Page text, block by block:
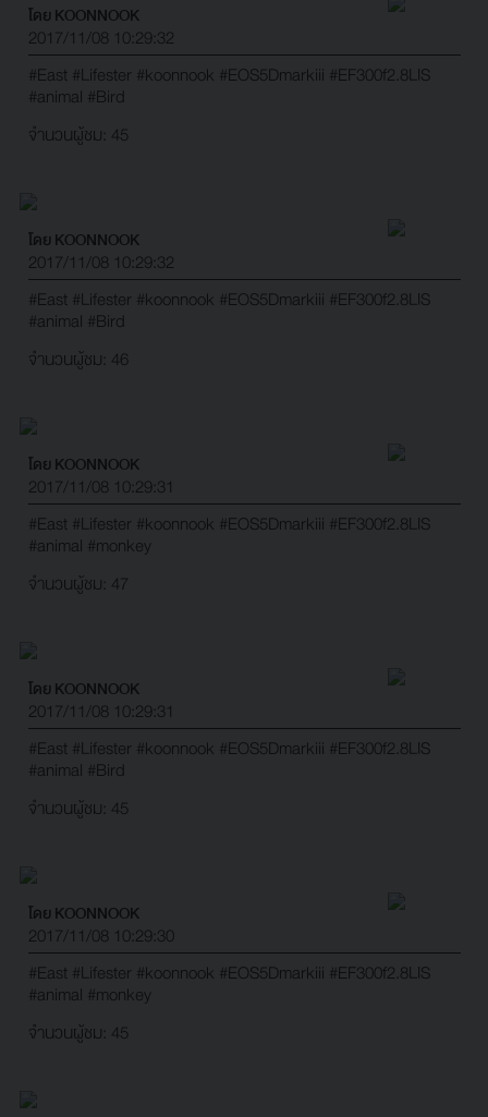
โดย KOONNOOK
2017/11/08 10:29:32
#East #Lifester #koonnook #EOS5Dmarkiii #EF300f2.8LIS
#animal #Bird
จำนวนผู้ชม: 45
โดย KOONNOOK
2017/11/08 10:29:32
#East #Lifester #koonnook #EOS5Dmarkiii #EF300f2.8LIS
#animal #Bird
จำนวนผู้ชม: 46
โดย KOONNOOK
2017/11/08 10:29:31
#East #Lifester #koonnook #EOS5Dmarkiii #EF300f2.8LIS
#animal #monkey
จำนวนผู้ชม: 47
โดย KOONNOOK
2017/11/08 10:29:31
#East #Lifester #koonnook #EOS5Dmarkiii #EF300f2.8LIS
#animal #Bird
จำนวนผู้ชม: 45
โดย KOONNOOK
2017/11/08 10:29:30
#East #Lifester #koonnook #EOS5Dmarkiii #EF300f2.8LIS
#animal #monkey
จำนวนผู้ชม: 45